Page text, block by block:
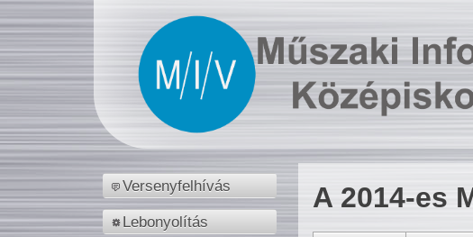
Versenyfelhívás
Lebonyolítás
A 2014-es